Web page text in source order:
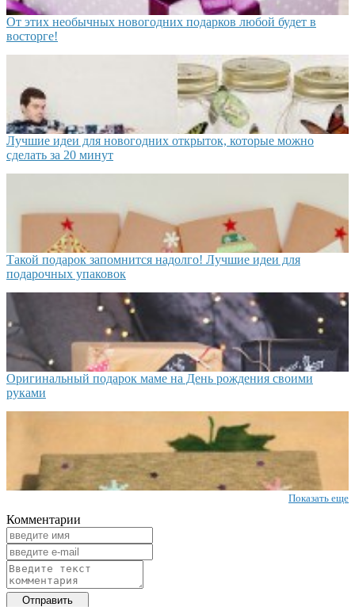
От этих необычных новогодних подарков любой будет в
восторге!
Лучшие идеи для новогодних открыток, которые можно
сделать за 20 минут
Такой подарок запомнится надолго! Лучшие идеи для
подарочных упаковок
Оригинальный подарок маме на День рождения своими
руками
Показать еще
Комментарии